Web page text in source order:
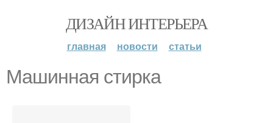
ДИЗАЙН ИНТЕРЬЕРА
главная новости статьи
Машинная стирка